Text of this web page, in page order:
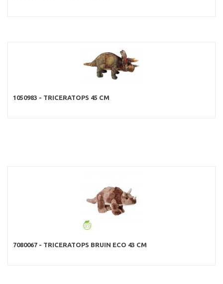
1050983 - TRICERATOPS 45 CM
7080067 - TRICERATOPS BRUIN ECO 43 CM